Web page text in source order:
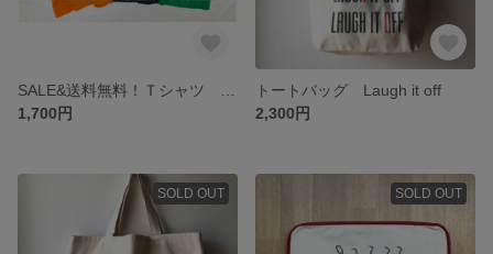
1,700円
トートバッグ Laugh it off
2,300円
SOLD OUT SOLD OUT